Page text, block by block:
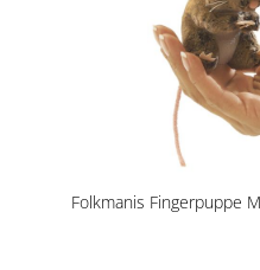
Folkmanis Fingerpuppe